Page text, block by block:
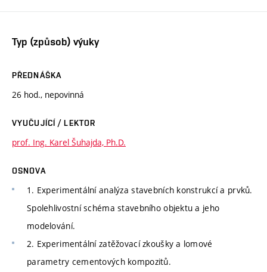
Typ (způsob) výuky
PŘEDNÁŠKA
26 hod., nepovinná
VYUČUJÍCÍ / LEKTOR
prof. Ing. Karel Šuhajda, Ph.D.
OSNOVA
1. Experimentální analýza stavebních konstrukcí a prvků.
Spolehlivostní schéma stavebního objektu a jeho
modelování.
2. Experimentální zatěžovací zkoušky a lomové
parametry cementových kompozitů.